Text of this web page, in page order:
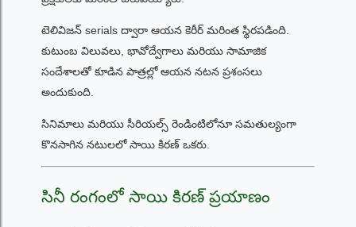
టెలివిజన్ serials ద్వారా ఆయన కెరీర్ మరింత స్థిరపడింది.
కుటుంబ విలువలు, భావోద్వేగాలు మరియు సామాజిక
సందేశాలతో కూడిన పాత్రల్లో ఆయన నటన ప్రశంసలు
అందుకుంది.
సినిమాలు మరియు సీరియల్స్ రెండింటిలోనూ సమతుల్యంగా
కొనసాగిన నటులలో సాయి కిరణ్ ఒకరు.
సినీ రంగంలో సాయి కిరణ్ ప్రయాణం